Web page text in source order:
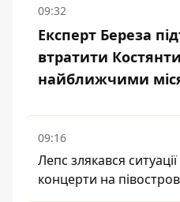
09:32
Експерт Береза
втратити
найближчими
09:16
Лепс злякався
концерти на